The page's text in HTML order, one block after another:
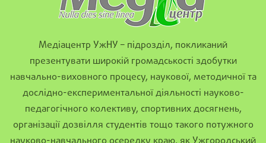
Медіацентр УжНУ – підрозділ, покликаний
презентувати широкій громадськості здобутки
навчально-виховного процесу, наукової, методичної та
дослідно-експериментальної діяльності науково-
педагогічного колективу, спортивних досягнень,
організації дозвілля студентів тощо такого потужного